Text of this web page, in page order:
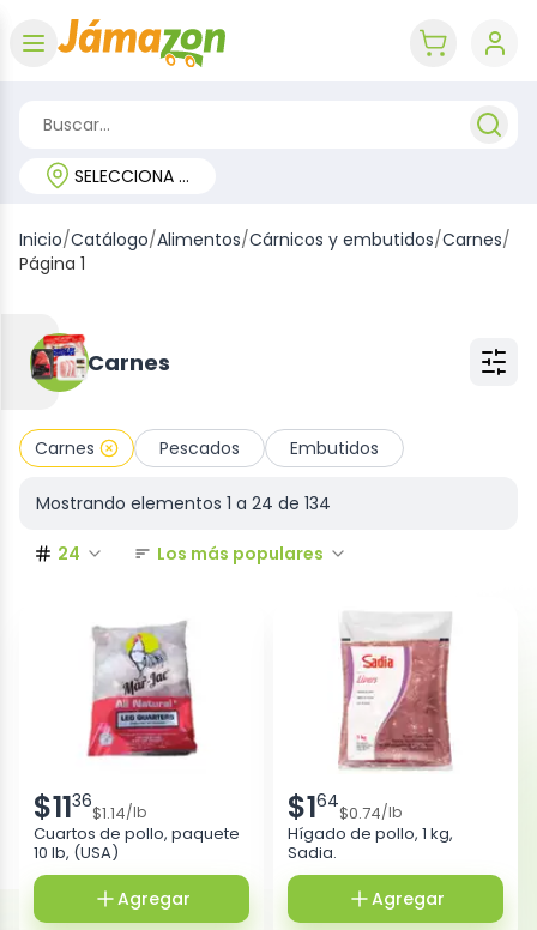
SELECCIONA TU REGIÓN
Inicio/Catálogo/Alimentos/Cárnicos y embutidos/Carnes/
Página 1
Carnes
Carnes Pescados Embutidos
Mostrando elementos 1 a 24 de 134
24 Los más populares
$1136$1.14/lb
Cuartos de pollo, paquete
10 lb, (USA)
Agregar
$164$0.74/lb
Hígado de pollo, 1 kg,
Sadia.
Agregar